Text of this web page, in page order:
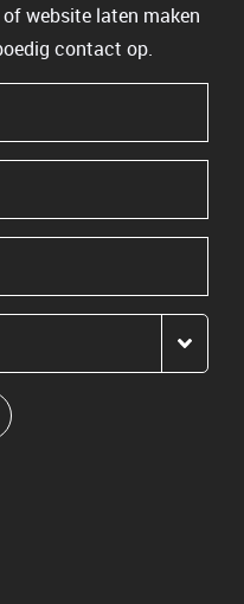
website laten maken
contact op.